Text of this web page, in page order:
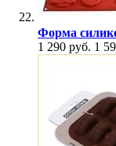
Форма
1 290 руб. 1